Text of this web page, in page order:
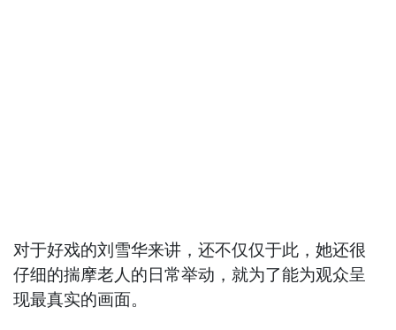
对于好戏的刘雪华来讲，还不仅仅于此，她还很
仔细的揣摩老人的日常举动，就为了能为观众呈
现最真实的画面。